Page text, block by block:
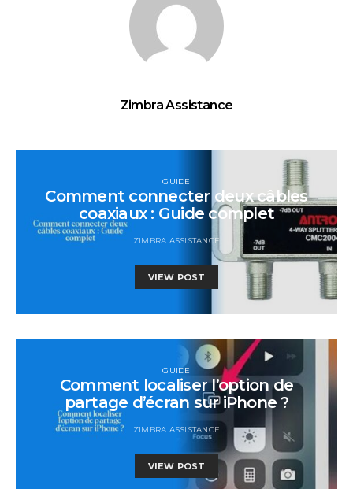
Zimbra Assistance
GUIDE
Comment connecter deux câbles
coaxiaux : Guide complet
ZIMBRA ASSISTANCE
VIEW POST
GUIDE
Comment localiser l’option de
partage d’écran sur iPhone ?
ZIMBRA ASSISTANCE
VIEW POST